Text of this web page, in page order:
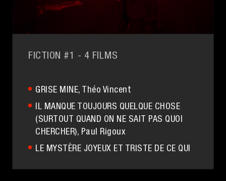
FICTION #1 - 4 FILMS
GRISE MINE, Théo Vincent
IL MANQUE TOUJOURS QUELQUE CHOSE
(SURTOUT QUAND ON NE SAIT PAS QUOI
CHERCHER), Paul Rigoux
LE MYSTÈRE JOYEUX ET TRISTE DE CE QUI